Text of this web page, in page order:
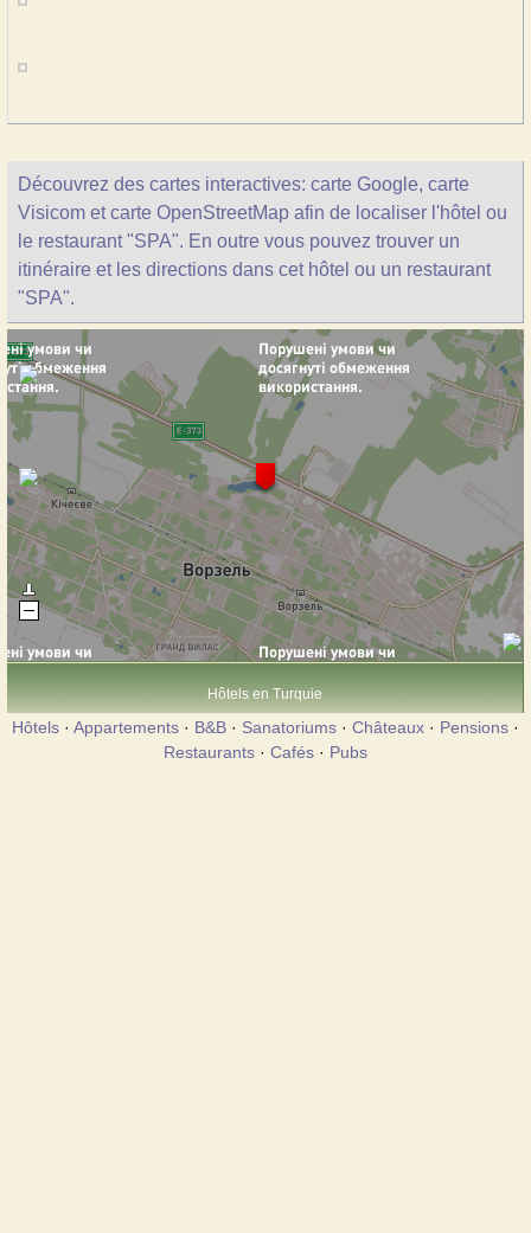
Découvrez des cartes interactives: carte Google, carte
Visicom et carte OpenStreetMap afin de localiser l'hôtel ou
le restaurant "SPA". En outre vous pouvez trouver un
itinéraire et les directions dans cet hôtel ou un restaurant
"SPA".
Hôtels en Turquie
Hôtels · Appartements · B&B · Sanatoriums · Châteaux · Pensions ·
Restaurants · Cafés · Pubs